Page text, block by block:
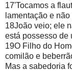
17'Tocamos a
lamentação e
18João veio; ele
está possesso de
19O Filho do
comilão e
Mas a sabedoria